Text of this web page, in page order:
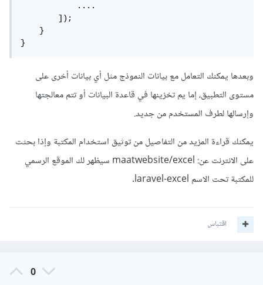
            ....
        ]);
    }
}
وبعدها يمكنك التعامل مع بيانات النموذج مثل أي بيانات أخرى على
مستوى التطبيق، إما يم تخزينها في قاعدة البيانات أو تتم معالجتها
وإرسالها لطرف المستخدم من جديد.
يمكنك قراءة المزيد من التفاصيل من توثيق استخدام المكتبة وإذا بحثت
على الانترنت عن: maatwebsite/excel سيظهر لك الموقع الرسمي
للمكتبة تحت الاسم laravel-excel.
اقتباس
0